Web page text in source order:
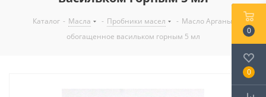
Каталог - Масла - Пробники масел - Масло Арганы,
обогащенное васильком горным 5 мл
0
0